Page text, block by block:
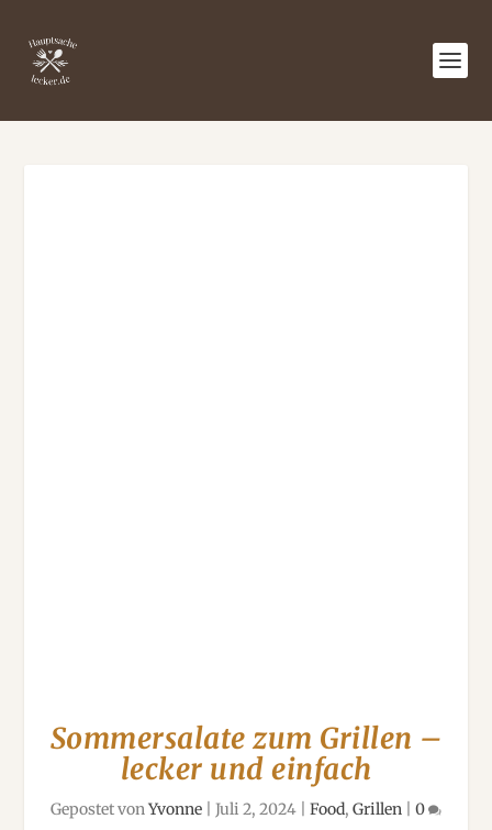
Sommersalate zum Grillen –
lecker und einfach
Gepostet vonYvonne Juli 2, 2024 Food, Grillen 0